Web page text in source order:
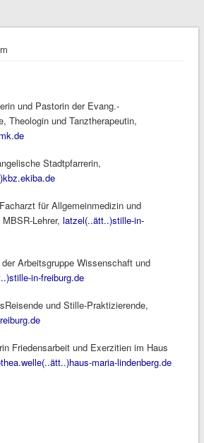
und Pastorin der Evang.-
Theologin und Tanztherapeutin,
Stadtpfarrerin,
für Allgemeinmedizin und
Lehrer, latzel(..ätt..)stille-in-
Arbeitsgruppe Wissenschaft und
in-freiburg.de
und Stille-Praktizierende,
Friedensarbeit und Exerzitien im Haus
maria-lindenberg.de